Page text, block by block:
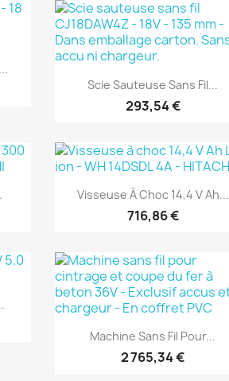
Aperçu rapide
Scie Sauteuse Sans Fil...
293,54 €
Aperçu rapide
Visseuse À Choc 14,4 V Ah...
716,86 €
(1)
Aperçu rapide
Machine Sans Fil Pour...
2 765,34 €
(1)